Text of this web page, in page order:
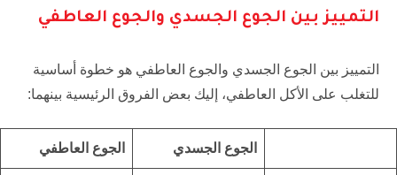
التمييز بين الجوع الجسدي والجوع العاطفي
التمييز بين الجوع الجسدي والجوع العاطفي هو خطوة أساسية
للتغلب على الأكل العاطفي، إليك بعض الفروق الرئيسية بينهما:
الجوع الجسدي الجوع العاطفي